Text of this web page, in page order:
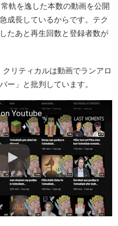
軌を逸した本数の動画を公開
成長しているからです。テク
たあと再生回数と登録者数が
リティカルは動画でランアロ
ー」と批判しています。
Youtube